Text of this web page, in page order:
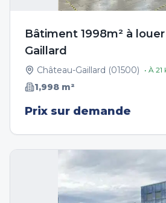
Bâtiment 1998m² à
Gaillard
Château-Gaillard (01500) • À 21
1,998 m²
Prix sur demande